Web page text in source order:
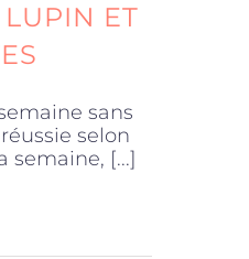
ET
sans
selon
semaine, [...]